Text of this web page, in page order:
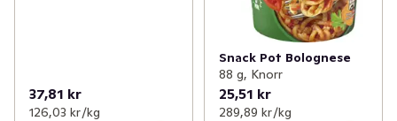
37,81 kr
126,03 kr /kg
Snack Pot Bolognese
88 g, Knorr
25,51 kr
289,89 kr /kg